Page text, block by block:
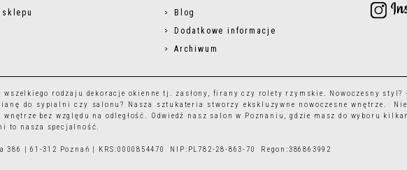
sklepu
Blog
Dodatkowe informacje
Archiwum
rodzaju dekoracje okienne tj. zasłony, firany czy rolety rzymskie. Nowoczesny
do sypialni czy salonu? Nasza sztukateria stworzy ekskluzywne nowoczesne wnętrze.
wnętrze bez względu na odległość. Odwiedź nasz salon w Poznaniu, gdzie masz do wyboru
to nasza specjalność.
| 61-312 Poznań | KRS:0000854470 NIP:PL782-28-863-70 Regon:386863992